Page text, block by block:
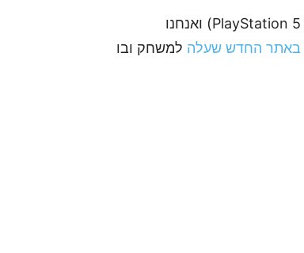
בחודשים הקרובים נשמע פרטים נוספים (על המשחק, לא על PlayStation 5) ואנחנו
באתר החדש שעלה למשחק ובו